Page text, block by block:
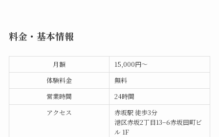
料金・基本情報
月額
15,000円〜
体験料金
無料
営業時間
24時間
アクセス
赤坂駅 徒歩3分
港区赤坂2丁目13−6赤坂田町ビ
ル 1F